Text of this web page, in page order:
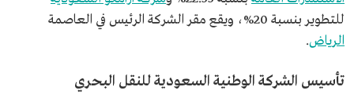
للتطوير بنسبة 20%، ويقع مقر الشركة الرئيس في العاصمة
الرياض.
تأسيس الشركة الوطنية السعودية للنقل البحري